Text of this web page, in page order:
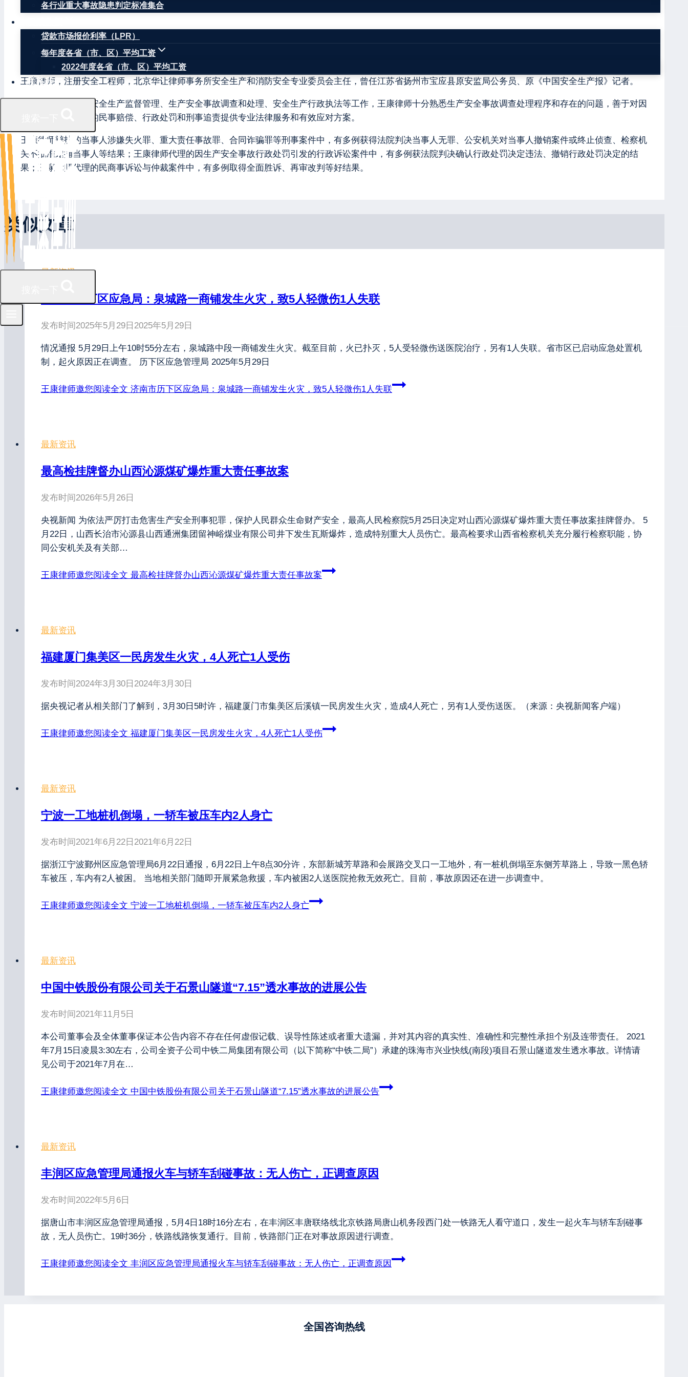
各行业重大事故隐患判定标准集合
贷款市场报价利率（LPR）
每年度各省（市、区）平均工资
2022年度各省（市、区）平均工资
联系我们
王康律师
王康律师，注册安全工程师，北京华让律师事务所安全生产和消防安全专业委员会主任，曾任江苏省扬州市宝应县原安监局公务员、原《中国安全生产报》记者。
因曾在安监局负责安全生产监督管理、生产安全事故调查和处理、安全生产行政执法等工作，王康律师十分熟悉生产安全事故调查处理程序和存在的问题，善于对因
生产安全事故引发的民事赔偿、行政处罚和刑事追责提供专业法律服务和有效应对方案。
王康律师辩护的当事人涉嫌失火罪、重大责任事故罪、合同诈骗罪等刑事案件中，有多例获得法院判决当事人无罪、公安机关对当事人撤销案件或终止侦查、检察机
关不批准逮捕当事人等结果；王康律师代理的因生产安全事故行政处罚引发的行政诉讼案件中，有多例获法院判决确认行政处罚决定违法、撤销行政处罚决定的结
果；王康律师代理的民商事诉讼与仲裁案件中，有多例取得全面胜诉、再审改判等好结果。
类似文章
最新资讯
济南市历下区应急局：泉城路一商铺发生火灾，致5人轻微伤1人失联
发布时间 2025年5月29日 2025年5月29日
情况通报 5月29日上午10时55分左右，泉城路中段一商铺发生火灾。截至目前，火已扑灭，5人受轻微伤送医院治疗，另有1人失联。省市区已启动应急处置机
制，起火原因正在调查。 历下区应急管理局 2025年5月29日
王康律师邀您阅读全文 济南市历下区应急局：泉城路一商铺发生火灾，致5人轻微伤1人失联
最新资讯
最高检挂牌督办山西沁源煤矿爆炸重大责任事故案
发布时间 2026年5月26日
央视新闻 为依法严厉打击危害生产安全刑事犯罪，保护人民群众生命财产安全，最高人民检察院5月25日决定对山西沁源煤矿爆炸重大责任事故案挂牌督办。 5
月22日，山西长治市沁源县山西通洲集团留神峪煤业有限公司井下发生瓦斯爆炸，造成特别重大人员伤亡。最高检要求山西省检察机关充分履行检察职能，协
同公安机关及有关部…
王康律师邀您阅读全文 最高检挂牌督办山西沁源煤矿爆炸重大责任事故案
最新资讯
福建厦门集美区一民房发生火灾，4人死亡1人受伤
发布时间 2024年3月30日 2024年3月30日
据央视记者从相关部门了解到，3月30日5时许，福建厦门市集美区后溪镇一民房发生火灾，造成4人死亡，另有1人受伤送医。（来源：央视新闻客户端）
王康律师邀您阅读全文 福建厦门集美区一民房发生火灾，4人死亡1人受伤
最新资讯
宁波一工地桩机倒塌，一轿车被压车内2人身亡
发布时间 2021年6月22日 2021年6月22日
据浙江宁波鄞州区应急管理局6月22日通报，6月22日上午8点30分许，东部新城芳草路和会展路交叉口一工地外，有一桩机倒塌至东侧芳草路上，导致一黑色轿
车被压，车内有2人被困。 当地相关部门随即开展紧急救援，车内被困2人送医院抢救无效死亡。目前，事故原因还在进一步调查中。
王康律师邀您阅读全文 宁波一工地桩机倒塌，一轿车被压车内2人身亡
最新资讯
中国中铁股份有限公司关于石景山隧道“7.15”透水事故的进展公告
发布时间 2021年11月5日
本公司董事会及全体董事保证本公告内容不存在任何虚假记载、误导性陈述或者重大遗漏，并对其内容的真实性、准确性和完整性承担个别及连带责任。 2021
年7月15日凌晨3:30左右，公司全资子公司中铁二局集团有限公司（以下简称“中铁二局”）承建的珠海市兴业快线(南段)项目石景山隧道发生透水事故。详情请
见公司于2021年7月在…
王康律师邀您阅读全文 中国中铁股份有限公司关于石景山隧道“7.15”透水事故的进展公告
最新资讯
丰润区应急管理局通报火车与轿车刮碰事故：无人伤亡，正调查原因
发布时间 2022年5月6日
据唐山市丰润区应急管理局通报，5月4日18时16分左右，在丰润区丰唐联络线北京铁路局唐山机务段西门处一铁路无人看守道口，发生一起火车与轿车刮碰事
故，无人员伤亡。19时36分，铁路线路恢复通行。目前，铁路部门正在对事故原因进行调查。
王康律师邀您阅读全文 丰润区应急管理局通报火车与轿车刮碰事故：无人伤亡，正调查原因
全国咨询热线